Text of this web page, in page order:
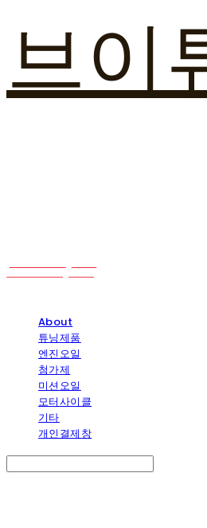
브이
About
튜닝제품
엔진오일
첨가제
미션오일
모터사이클
기타
개인결제창